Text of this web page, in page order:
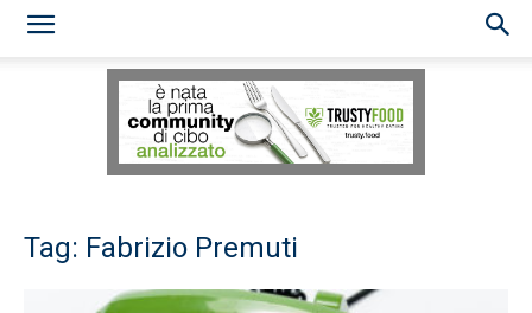
Salvagente
Tag: Fabrizio Premuti